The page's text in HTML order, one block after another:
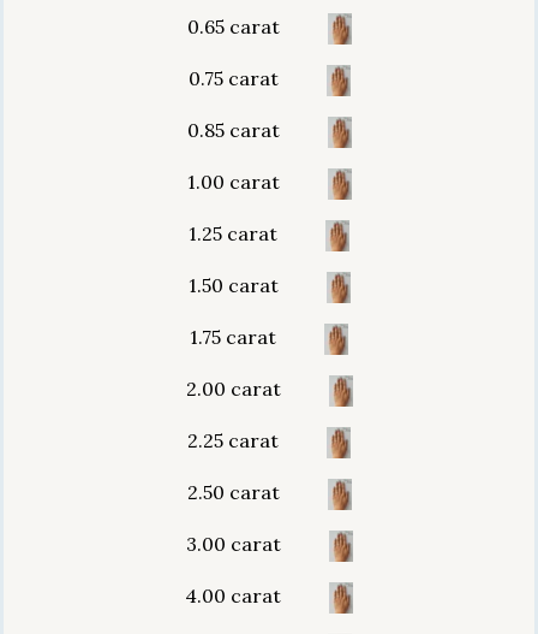
0.65 carat
0.75 carat
0.85 carat
1.00 carat
1.25 carat
1.50 carat
1.75 carat
2.00 carat
2.25 carat
2.50 carat
3.00 carat
4.00 carat